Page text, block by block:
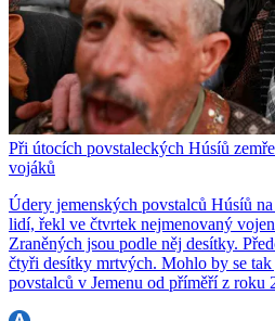
Při útocích povstaleckých Húsíů
vojáků
Údery jemenských povstalců Húsíů
lidí, řekl ve čtvrtek nejmenovaný
Zraněných jsou podle něj desítky.
čtyři desítky mrtvých. Mohlo by se
povstalců v Jemenu od příměří z roku